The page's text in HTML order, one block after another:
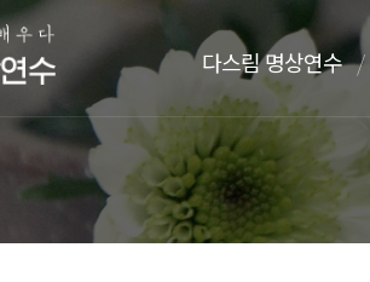
다스림 명상연수